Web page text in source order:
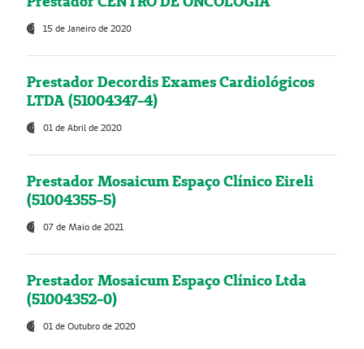
15 de Janeiro de 2020
Prestador Decordis Exames Cardiológicos
LTDA (51004347-4)
01 de Abril de 2020
Prestador Mosaicum Espaço Clínico Eireli
(51004355-5)
07 de Maio de 2021
Prestador Mosaicum Espaço Clínico Ltda
(51004352-0)
01 de Outubro de 2020